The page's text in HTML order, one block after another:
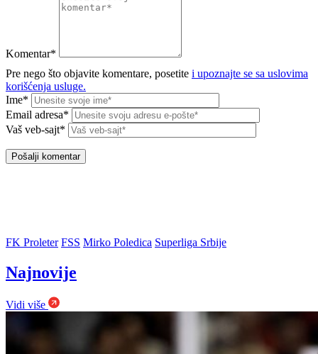
Komentar*
Pre nego što objavite komentare, posetite i upoznajte se sa uslovima
korišćenja usluge.
Ime*
Email adresa*
Vaš veb-sajt*
FK Proleter FSS Mirko Poledica Superliga Srbije
Najnovije
Vidi više